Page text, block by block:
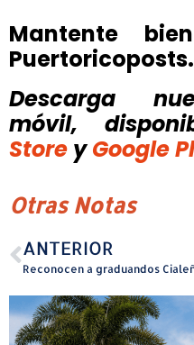
Mantente
Descarga
móvil,
Store y Google
Otras Notas
ANTERIOR